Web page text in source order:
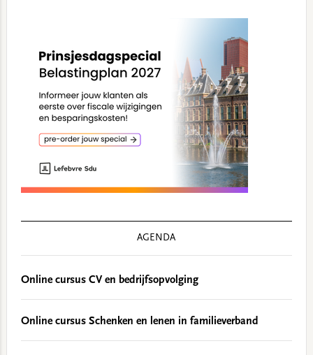
AGENDA
Online cursus CV en bedrijfsopvolging
Online cursus Schenken en lenen in familieverband